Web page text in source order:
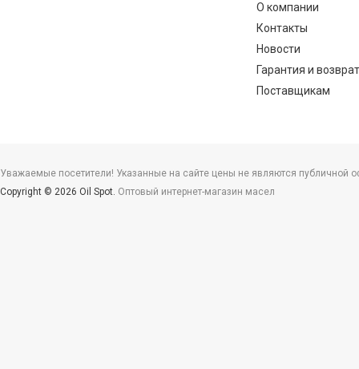
О компании
Контакты
Новости
Гарантия и возврат
Поставщикам
Уважаемые посетители! Указанные на сайте цены не являются публичной
Copyright © 2026 Oil Spot. Оптовый интернет-магазин масел